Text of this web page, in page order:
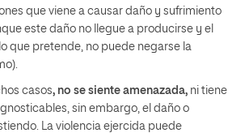
que viene a causar daño y sufrimiento
este daño no llegue a producirse y el
que pretende, no puede negarse la
casos, no se siente amenazada, ni tiene
sin embargo, el daño o
La violencia ejercida puede